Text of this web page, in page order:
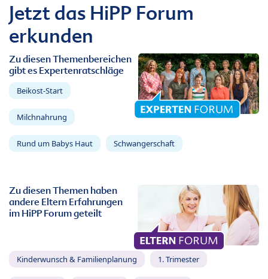
Jetzt das HiPP Forum
erkunden
Zu diesen Themenbereichen
gibt es Expertenratschläge
Beikost-Start
Milchnahrung
Rund um Babys Haut Schwangerschaft
Zu diesen Themen haben
andere Eltern Erfahrungen
im HiPP Forum geteilt
Kinderwunsch & Familienplanung 1. Trimester